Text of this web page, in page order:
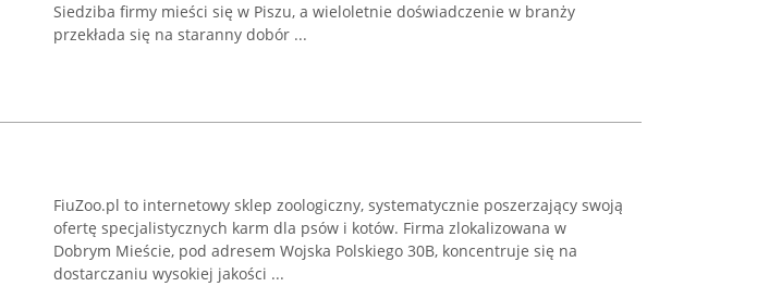
Siedziba firmy mieści się w Piszu, a wieloletnie doświadczenie w branży
przekłada się na staranny dobór ...
FiuZoo.pl to internetowy sklep zoologiczny, systematycznie poszerzający swoją
ofertę specjalistycznych karm dla psów i kotów. Firma zlokalizowana w
Dobrym Mieście, pod adresem Wojska Polskiego 30B, koncentruje się na
dostarczaniu wysokiej jakości ...